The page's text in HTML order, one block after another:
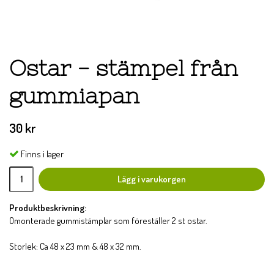
Ostar - stämpel från
gummiapan
30 kr
Finns i lager
Lägg i varukorgen
Produktbeskrivning:
Omonterade gummistämplar som föreställer 2 st ostar.
Storlek: Ca 48 x 23 mm & 48 x 32 mm.